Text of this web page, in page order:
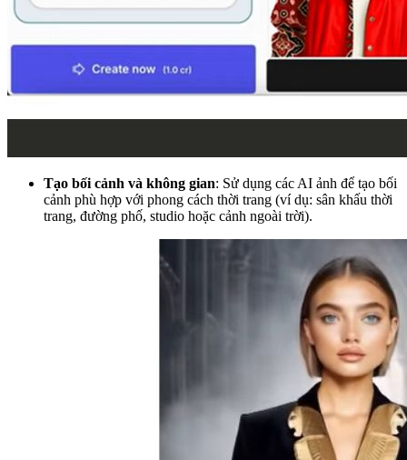
Tạo bối cảnh và không gian: Sử dụng các AI ảnh để tạo bối
cảnh phù hợp với phong cách thời trang (ví dụ: sân khấu thời
trang, đường phố, studio hoặc cảnh ngoài trời).